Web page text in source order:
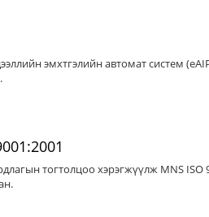
эмхтгэлийн автомат систем
тогтолцоо хэрэгжүүлж MNS ISO